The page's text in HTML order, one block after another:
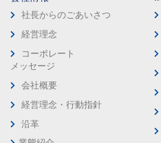
社長からのごあいさつ
経営理念
コーポレート
メッセージ
会社概要
経営理念・行動指針
沿革